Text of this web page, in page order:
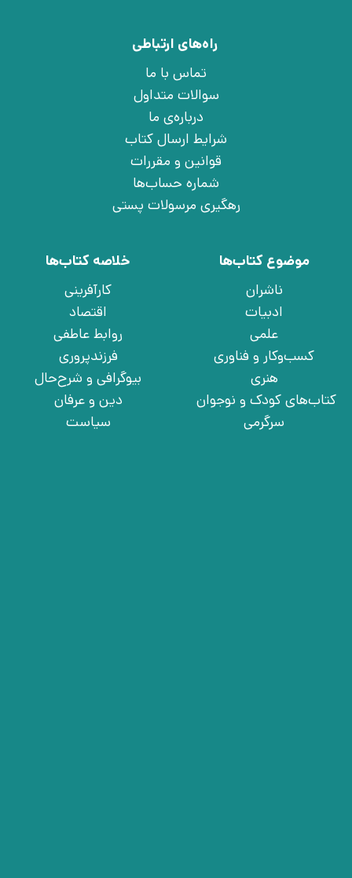
راه‌های ارتباطی
تماس با ما
سوالات متداول
درباره‌ی ما
شرایط ارسال کتاب
قوانین و مقررات
شماره حساب‌ها
رهگیری مرسولات پستی
موضوع کتاب‌ها
ناشران
ادبیات
علمی
کسب‌وکار و فناوری
هنری
کتاب‌های کودک و نوجوان
سرگرمی
خلاصه کتاب‌ها
کارآفرینی
اقتصاد
روابط عاطفی
فرزندپروری
بیوگرافی و شرح‌حال
دین و عرفان
سیاست